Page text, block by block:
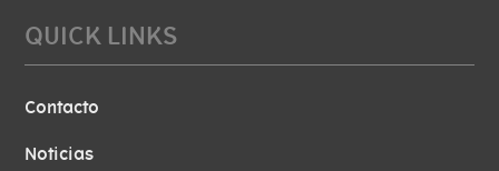
QUICK LINKS
Contacto
Noticias